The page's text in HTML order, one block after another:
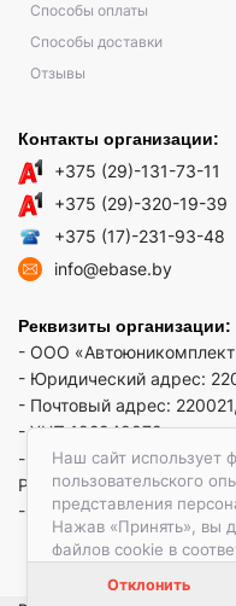
Наш сайт использует
пользовательского
представления
Нажав «Принять», вы
файлов cookie в
Отклонить
Способы оплаты
Способы доставки
Отзывы
Контакты организации:
+375 (29)-131-73-11
+375 (29)-320-19-39
+375 (17)-231-93-48
info@ebase.by
Реквизиты организации:
- ООО
- Юридический адрес:
- Почтовый адрес:
- УНП 192949879
- р/сч BY52 REDJ 3012
РРБ"
- Код банка: REDJBY22